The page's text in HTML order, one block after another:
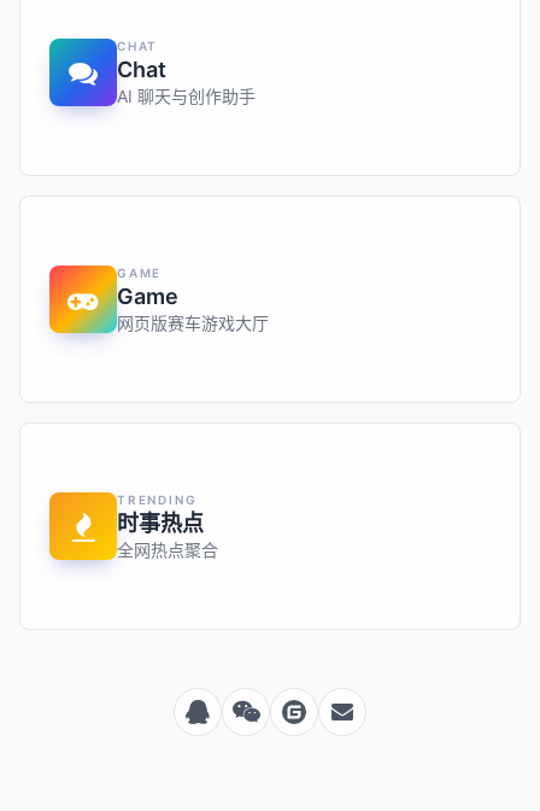
CHAT
Chat
AI 聊天与创作助手
GAME
Game
网页版赛车游戏大厅
TRENDING
时事热点
全网热点聚合